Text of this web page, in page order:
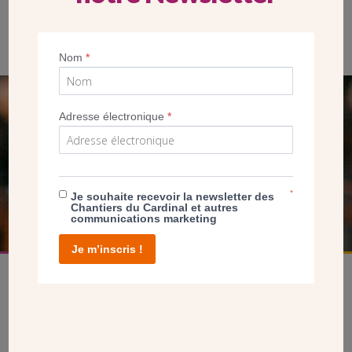
SEUL VOTRE DON
NOUS PERMET D’AGIR
FAIRE UN DON
Nom*
Adresse électronique*
Je souhaite recevoir la newsletter des
Chantiers du Cardinal et autres
communications marketing
*
Je m’inscris !